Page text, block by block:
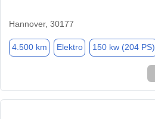
Hannover, 30177
4.500 km Elektro 150 kw (204 PS)